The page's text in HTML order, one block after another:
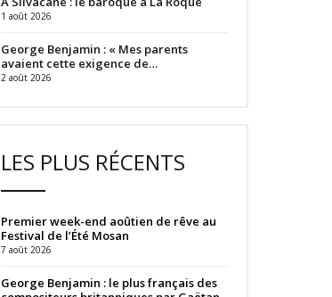
1 août 2026
George Benjamin : « Mes parents
avaient cette exigence de…
2 août 2026
LES PLUS RÉCENTS
Premier week-end aoûtien de rêve au
Festival de l’Été Mosan
7 août 2026
George Benjamin : le plus français des